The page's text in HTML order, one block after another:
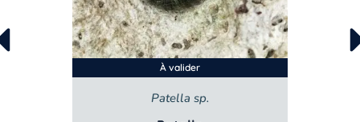
À valider
Patella sp.